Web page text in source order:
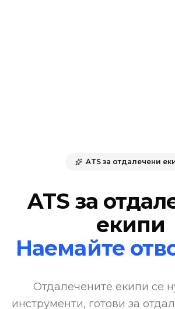
ATS за отдалечени
ATS за
екипи
Наемайте
Отдалечените екипи се
инструменти, готови за